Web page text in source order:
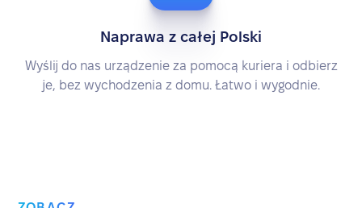
Naprawa z całej Polski
Wyślij do nas urządzenie za pomocą kuriera i odbierz
je, bez wychodzenia z domu. Łatwo i wygodnie.